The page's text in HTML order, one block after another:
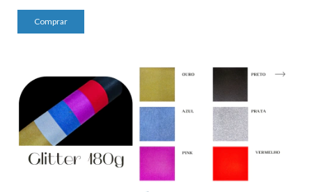
Comprar